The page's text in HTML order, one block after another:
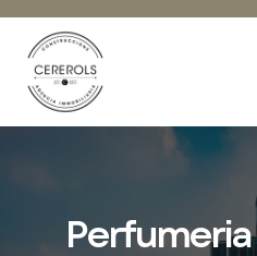
Perfumeria